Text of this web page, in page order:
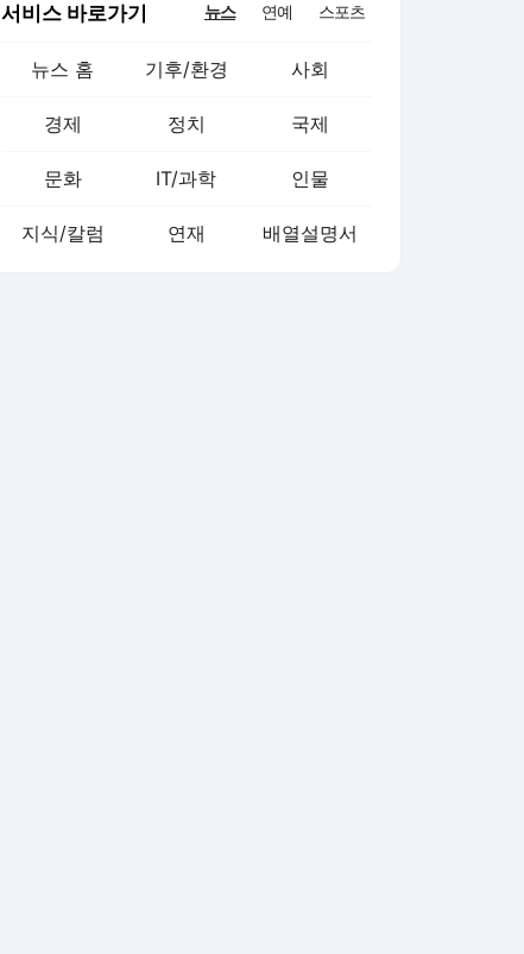
서비스 바로가기 뉴스 연예 스포츠
뉴스 홈 기후/환경 사회
경제 정치 국제
문화 IT/과학 인물
지식/칼럼 연재 배열설명서